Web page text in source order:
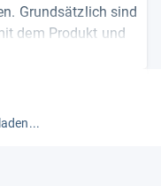
Grundsätzlich sind
dem Produkt und
das Gerät für lange